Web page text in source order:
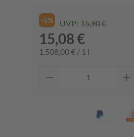
-5% UVP: 15,90 €
15,08 €
1.508,00 € / 1 l